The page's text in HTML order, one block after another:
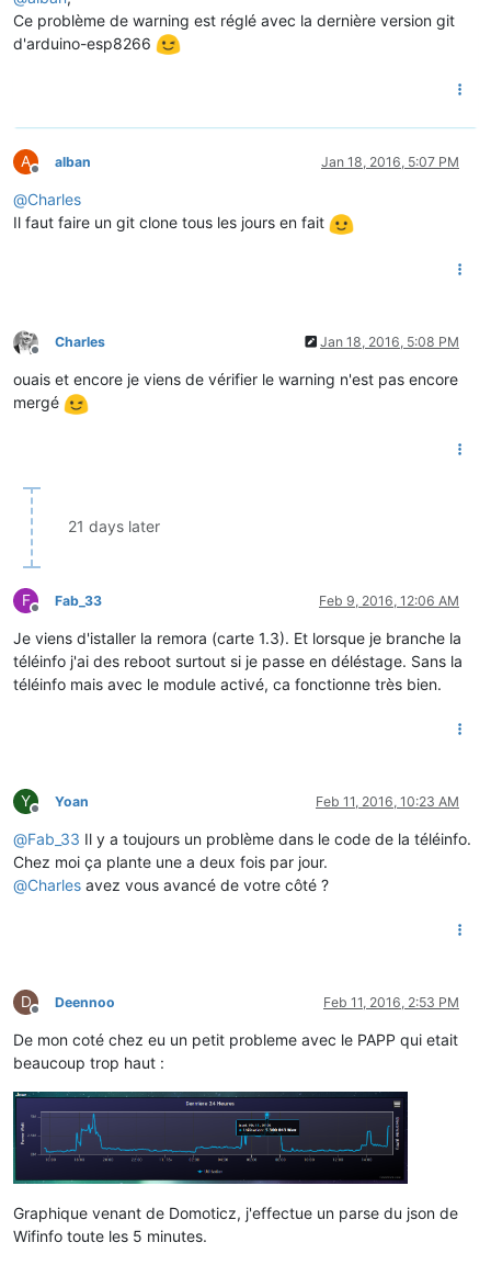
Ce problème de warning est réglé avec la dernière version git
d'arduino-esp8266
A
Offline
alban Jan 18, 2016, 5:07 PM
@Charles
Il faut faire un git clone tous les jours en fait
Offline
Charles Jan 18, 2016, 5:08 PM
ouais et encore je viens de vérifier le warning n'est pas encore
mergé
21 days later
F
Offline
Fab_33 Feb 9, 2016, 12:06 AM
Je viens d'istaller la remora (carte 1.3). Et lorsque je branche la
téléinfo j'ai des reboot surtout si je passe en déléstage. Sans la
téléinfo mais avec le module activé, ca fonctionne très bien.
Y
Offline
Yoan Feb 11, 2016, 10:23 AM
@Fab_33 Il y a toujours un problème dans le code de la téléinfo.
Chez moi ça plante une a deux fois par jour.
@Charles avez vous avancé de votre côté ?
D
Offline
Deennoo Feb 11, 2016, 2:53 PM
De mon coté chez eu un petit probleme avec le PAPP qui etait
beaucoup trop haut :
Graphique venant de Domoticz, j'effectue un parse du json de
Wifinfo toute les 5 minutes.